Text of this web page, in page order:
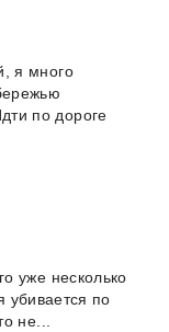
я много
по дороге
уже несколько
убивается по
не...